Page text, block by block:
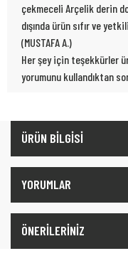
çekmeceli Arçelik derin
dışında ürün sıfır ve
(MUSTAFA A.)
Her şey için teşekkürler
yorumunu kullandıktan
ÜRÜN BİLGİSİ
YORUMLAR
ÖNERİLERİNİZ